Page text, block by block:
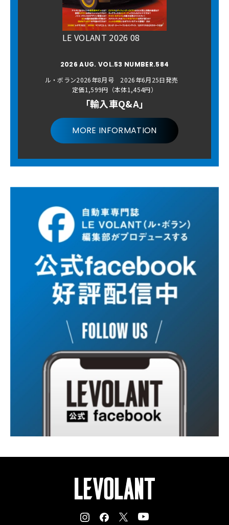
LE VOLANT 2026 08
2026 AUG. VOL.53 NUMBER.584
ル・ボラン2026年8月号 2026年6月25日発売
定価1,599円（本体1,454円）
「輸入車Q&A」
MORE INFORMATION